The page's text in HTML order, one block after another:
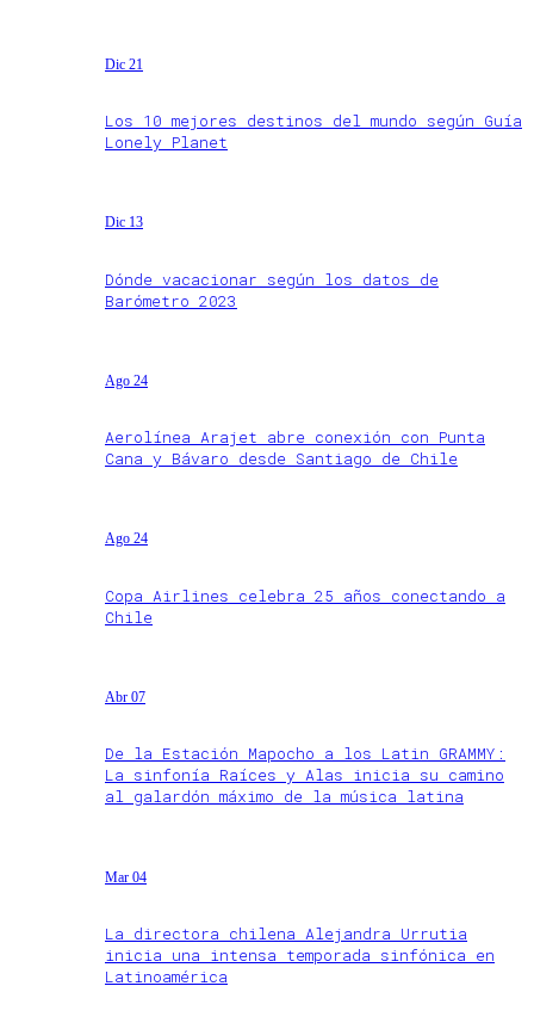
Dic 21
Los 10 mejores destinos del mundo según Guía
Lonely Planet
Dic 13
Dónde vacacionar según los datos de
Barómetro 2023
Ago 24
Aerolínea Arajet abre conexión con Punta
Cana y Bávaro desde Santiago de Chile
Ago 24
Copa Airlines celebra 25 años conectando a
Chile
Abr 07
De la Estación Mapocho a los Latin GRAMMY:
La sinfonía Raíces y Alas inicia su camino
al galardón máximo de la música latina
Mar 04
La directora chilena Alejandra Urrutia
inicia una intensa temporada sinfónica en
Latinoamérica